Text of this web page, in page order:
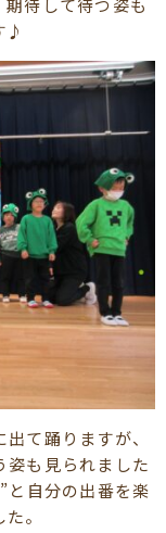
待して待つ姿も
♪
て踊りますが、
も見られました
と自分の出番を楽
。